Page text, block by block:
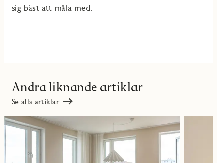
sig bäst att måla med.
Andra liknande artiklar
Se alla artiklar